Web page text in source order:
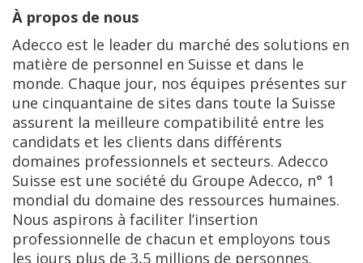
À propos de nous
Adecco est le leader du marché des solutions en
matière de personnel en Suisse et dans le
monde. Chaque jour, nos équipes présentes sur
une cinquantaine de sites dans toute la Suisse
assurent la meilleure compatibilité entre les
candidats et les clients dans différents
domaines professionnels et secteurs. Adecco
Suisse est une société du Groupe Adecco, n° 1
mondial du domaine des ressources humaines.
Nous aspirons à faciliter l’insertion
professionnelle de chacun et employons tous
les jours plus de 3,5 millions de personnes.